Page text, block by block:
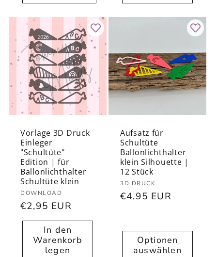
Vorlage 3D Druck
Einleger
"Schultüte"
Edition | für
Ballonlichthalter
Schultüte klein
Anbieter:
DOWNLOAD
Normaler
Preis
€2,95 EUR
In den
Warenkorb
legen
Aufsatz für
Schultüte
Ballonlichthalter
klein Silhouette |
12 Stück
Anbieter:
3D DRUCK
Normaler
€4,95 EUR
Optionen
auswählen